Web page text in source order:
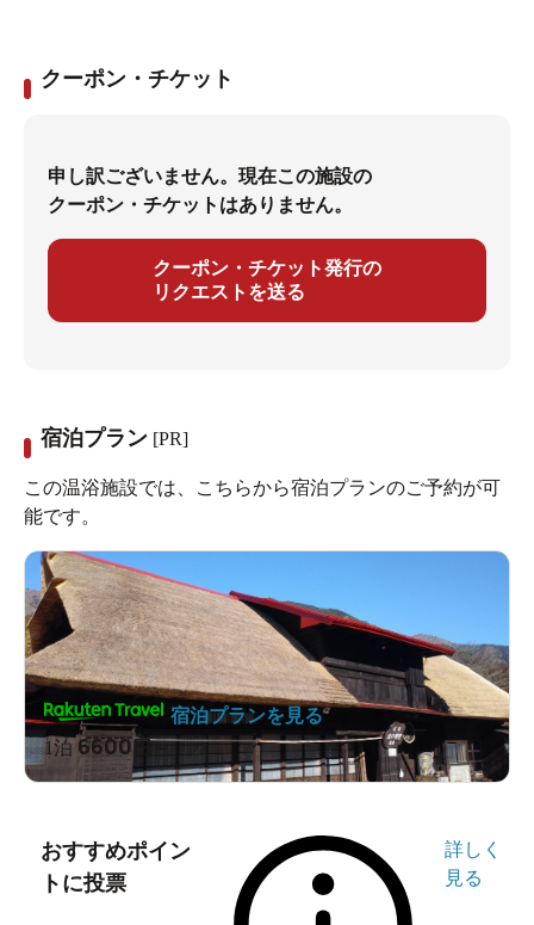
クーポン・チケット
申し訳ございません。現在この施設の
クーポン・チケットはありません。
クーポン・チケット発行の
リクエストを送る
宿泊プラン [PR]
この温浴施設では、こちらから宿泊プランのご予約が可
能です。
1泊 6600円～
宿泊プランを見る
おすすめポイン
トに投票
詳しく
見る